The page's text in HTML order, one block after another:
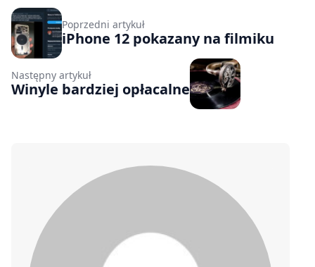
Poprzedni artykuł
iPhone 12 pokazany na filmiku
Następny artykuł
Winyle bardziej opłacalne